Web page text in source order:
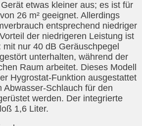
etwas kleiner aus; es ist für
26 m² geeignet. Allerdings
entsprechend niedriger
der niedrigeren Leistung ist
nur 40 dB Geräuschpegel
unterhalten, während der
Raum arbeitet. Dieses Modell
Hygrostat-Funktion ausgestattet
Abwasser-Schlauch für den
werden. Der integrierte
1,6 Liter.